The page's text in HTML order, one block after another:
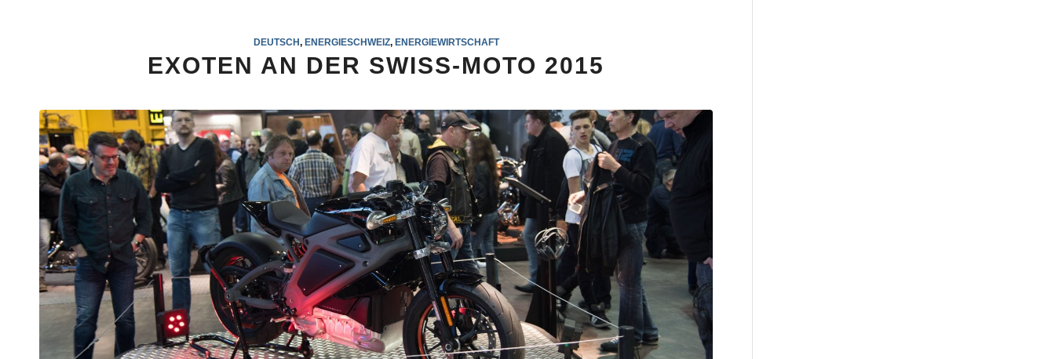
DEUTSCH, ENERGIESCHWEIZ, ENERGIEWIRTSCHAFT
EXOTEN AN DER SWISS-MOTO 2015